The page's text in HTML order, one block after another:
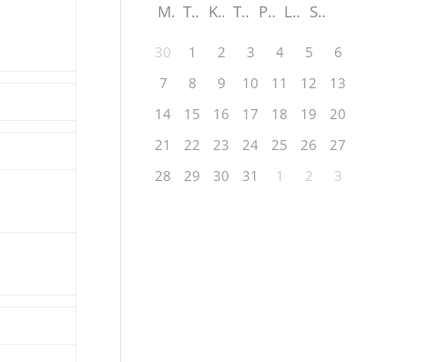
M T K T P L S
30 1 2 3 4 5
6
7
8 9 10 11 12
13
14
15 16 17 18 19
20
21
22 23 24 25 26
27
28
29 30 31 1 2 3